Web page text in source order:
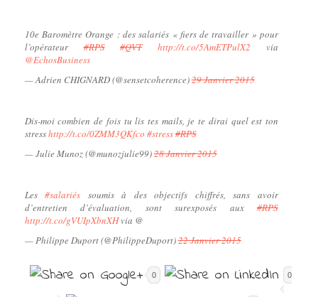
10e Baromètre Orange : des salariés « fiers de travailler » pour
l’opérateur#RPS #QVT http://t.co/5AmETPulX2 via
@EchosBusiness
— Adrien CHIGNARD (@sensetcoherence)29 Janvier 2015
Dis-moi combien de fois tu lis tes mails, je te dirai quel est ton
stresshttp://t.co/0ZMM3QKfco #stress#RPS
— Julie Munoz (@munozjulie99)28 Janvier 2015
Les#salariés soumis à des objectifs chiffrés, sans avoir
d’entretien d’évaluation, sont surexposés aux #RPS
http://t.co/gVUIpXbnXHvia @
— Philippe Duport (@PhilippeDuport)22 Janvier 2015
0 0